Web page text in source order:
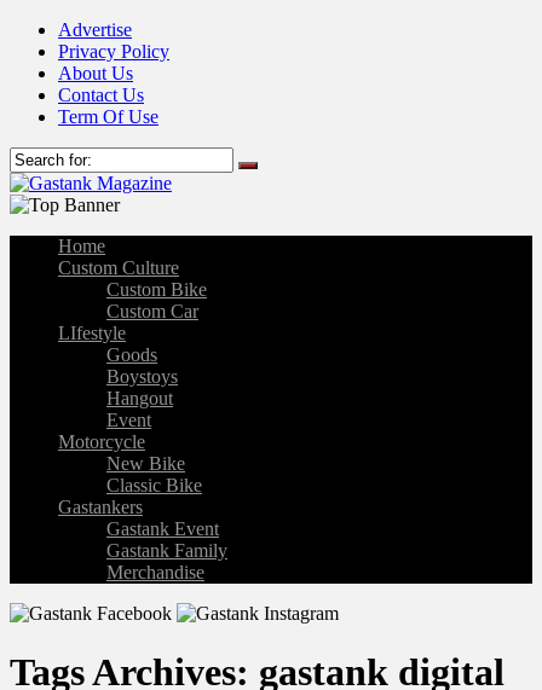
Advertise
Privacy Policy
About Us
Contact Us
Term Of Use
Home
Custom Culture
Custom Bike
Custom Car
LIfestyle
Goods
Boystoys
Hangout
Event
Motorcycle
New Bike
Classic Bike
Gastankers
Gastank Event
Gastank Family
Merchandise
Tags Archives: gastank digital